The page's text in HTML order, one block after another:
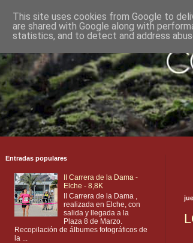
Entradas populares
II Carrera de la Dama -
Elche - 8,8K
II Carrera de la Dama ,
realizada en Elche, con
salida y llegada a la
Plaza 8 de Marzo.
Recopilación de álbumes fotográficos de
la ...
This site uses cookies from Google to
are shared with Google along with
statistics, and to detect and address